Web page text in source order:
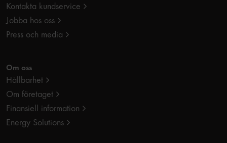
Kontakta kundservice
Jobba hos oss
Press och media
Om oss
Hållbarhet
Om företaget
Finansiell information
Energy Solutions